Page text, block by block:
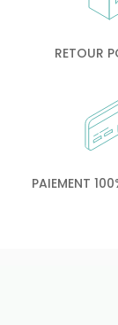
RETOUR
PAIEMENT